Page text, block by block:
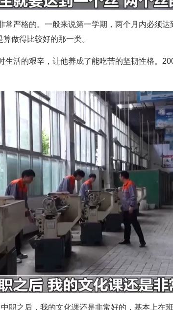
严格的。一般来说第一学期，两个月内必须
做得比较好的那一类。
生活的艰辛，让他养成了能吃苦的坚韧性格。
职之后，我的文化课还是非常好的，基本上在